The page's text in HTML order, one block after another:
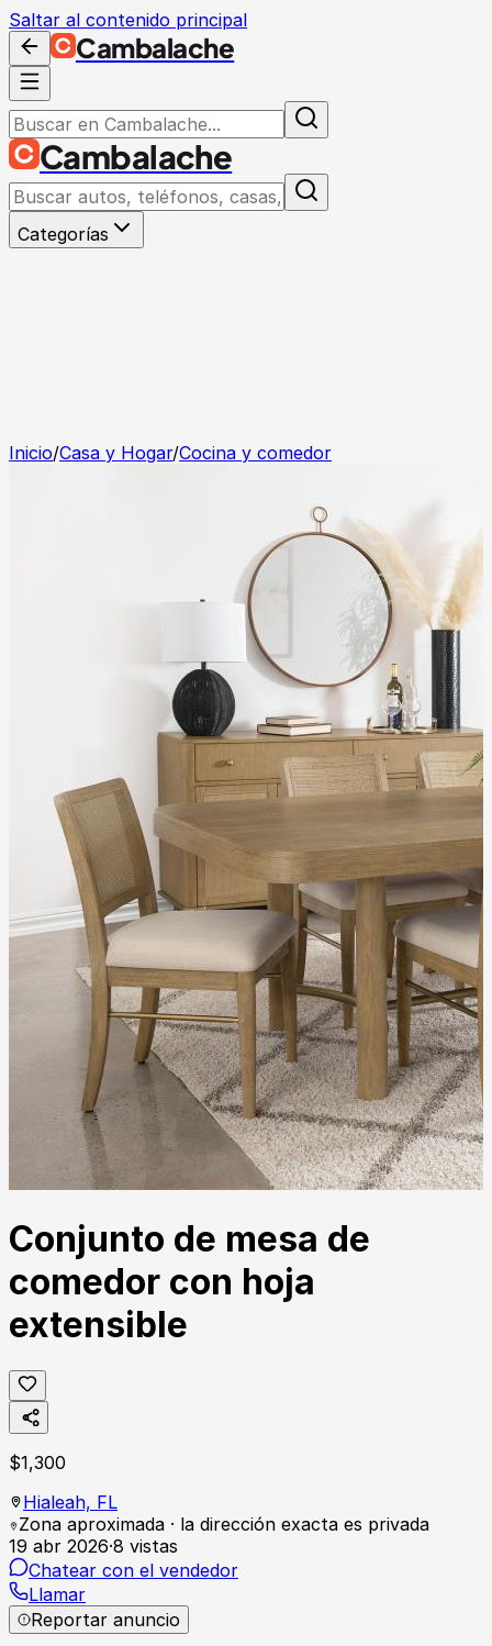
Saltar al contenido principal
Cambalache
Cambalache
Categorías
Inicio/Casa y Hogar/Cocina y comedor
Conjunto de mesa de
comedor con hoja
extensible
$1,300
Hialeah, FL
Zona aproximada · la dirección exacta es privada
19 abr 2026·8 vistas
Chatear con el vendedor
Llamar
Reportar anuncio